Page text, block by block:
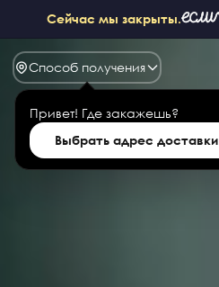
Сейчас мы закрыты.
Способ получения
Привет! Где закажешь?
Выбрать адрес доставки